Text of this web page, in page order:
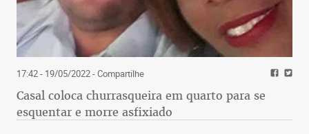
17:42 - 19/05/2022- Compartilhe
Casal coloca churrasqueira em quarto para se
esquentar e morre asfixiado